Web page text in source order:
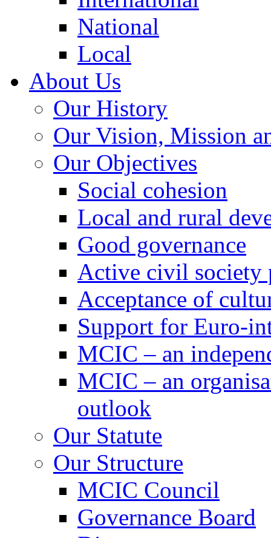
National
Local
About Us
Our History
Our Vision, Mission
Our Objectives
Social cohesion
Local and rural
Good governance
Active civil society
Acceptance of
Support for Euro-
MCIC – an
MCIC – an
outlook
Our Statute
Our Structure
MCIC Council
Governance Board